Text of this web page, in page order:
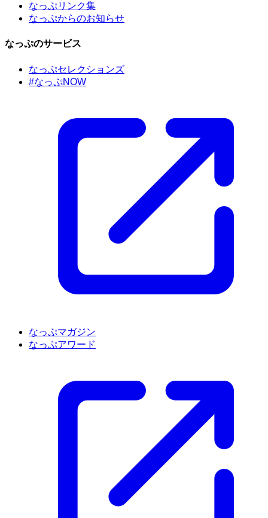
なっぷリンク集
なっぷからのお知らせ
なっぷのサービス
なっぷセレクションズ
#なっぷNOW
なっぷマガジン
なっぷアワード